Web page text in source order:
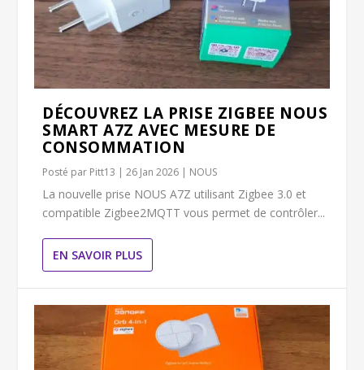
DÉCOUVREZ LA PRISE ZIGBEE NOUS
SMART A7Z AVEC MESURE DE
CONSOMMATION
Posté par Pitt13 |26 Jan 2026 | NOUS
La nouvelle prise NOUS A7Z utilisant Zigbee 3.0 et
compatible Zigbee2MQTT vous permet de contrôler...
EN SAVOIR PLUS